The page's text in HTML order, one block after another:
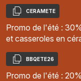
Copier
CERAMETE
Promo de l'été :
et casseroles en
Copier
BBQETE26
Promo de l'été :